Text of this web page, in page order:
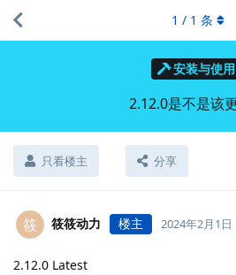
安装与使用
2.12.0是不是该
只看楼主 分享
1 / 1 条
筱 筱筱动力 楼主 2024年2月1日
2.12.0 Latest